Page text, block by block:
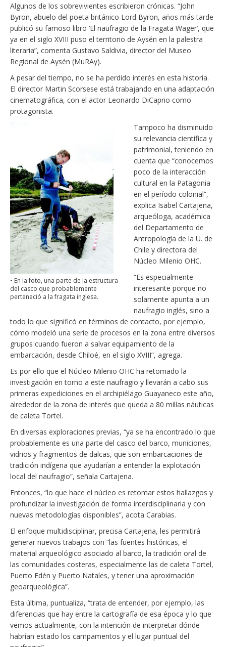
Algunos de los sobrevivientes escribieron crónicas. “John
Byron, abuelo del poeta británico Lord Byron, años más tarde
publicó su famoso libro ‘El naufragio de la Fragata Wager’, que
ya en el siglo XVIII puso el territorio de Aysén en la palestra
literaria”, comenta Gustavo Saldivia, director del Museo
Regional de Aysén (MuRAy).
A pesar del tiempo, no se ha perdido interés en esta historia.
El director Martin Scorsese está trabajando en una adaptación
cinematográfica, con el actor Leonardo DiCaprio como
protagonista.
• En la foto, una parte de la estructura
del casco que probablemente
perteneció a la fragata inglesa.
Tampoco ha disminuido
su relevancia científica y
patrimonial, teniendo en
cuenta que “conocemos
poco de la interacción
cultural en la Patagonia
en el período colonial”,
explica Isabel Cartajena,
arqueóloga, académica
del Departamento de
Antropología de la U. de
Chile y directora del
Núcleo Milenio OHC.
“Es especialmente
interesante porque no
solamente apunta a un
naufragio inglés, sino a
todo lo que significó en términos de contacto, por ejemplo,
cómo modeló una serie de procesos en la zona entre diversos
grupos cuando fueron a salvar equipamiento de la
embarcación, desde Chiloé, en el siglo XVIII”, agrega.
Es por ello que el Núcleo Milenio OHC ha retomado la
investigación en torno a este naufragio y llevarán a cabo sus
primeras expediciones en el archipiélago Guayaneco este año,
alrededor de la zona de interés que queda a 80 millas náuticas
de caleta Tortel.
En diversas exploraciones previas, “ya se ha encontrado lo que
probablemente es una parte del casco del barco, municiones,
vidrios y fragmentos de dalcas, que son embarcaciones de
tradición indígena que ayudarían a entender la explotación
local del naufragio”, señala Cartajena.
Entonces, “lo que hace el núcleo es retomar estos hallazgos y
profundizar la investigación de forma interdisciplinaria y con
nuevas metodologías disponibles”, acota Carabias.
El enfoque multidisciplinar, precisa Cartajena, les permitirá
generar nuevos trabajos con “las fuentes históricas, el
material arqueológico asociado al barco, la tradición oral de
las comunidades costeras, especialmente las de caleta Tortel,
Puerto Edén y Puerto Natales, y tener una aproximación
geoarqueológica”.
Esta última, puntualiza, “trata de entender, por ejemplo, las
diferencias que hay entre la cartografía de esa época y lo que
vemos actualmente, con la intención de interpretar dónde
habrían estado los campamentos y el lugar puntual del